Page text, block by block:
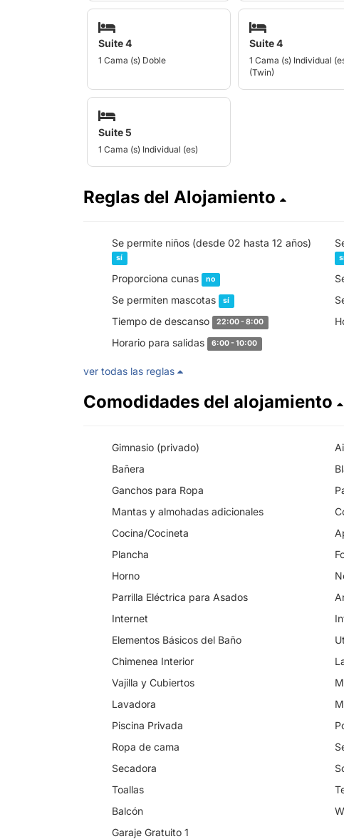
Suite 4
1 Cama (s) Doble
Suite 4
1 Cama (s) Individual
(Twin)
Suite 5
1 Cama (s) Individual (es)
Reglas del Alojamiento
Se permite niños (desde 02 hasta 12 años)
sí
Proporciona cunas no
Se permiten mascotas sí
Tiempo de descanso 22:00 - 8:00
Horario para salidas 6:00 - 10:00
ver todas las reglas
Comodidades del alojamiento
Gimnasio (privado)
Bañera
Ganchos para Ropa
Mantas y almohadas adicionales
Cocina/Cocineta
Plancha
Horno
Parrilla Eléctrica para Asados
Internet
Elementos Básicos del Baño
Chimenea Interior
Vajilla y Cubiertos
Lavadora
Piscina Privada
Ropa de cama
Secadora
Toallas
Balcón
Garaje Gratuito 1